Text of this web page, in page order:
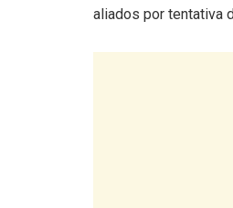
aliados por tentativa